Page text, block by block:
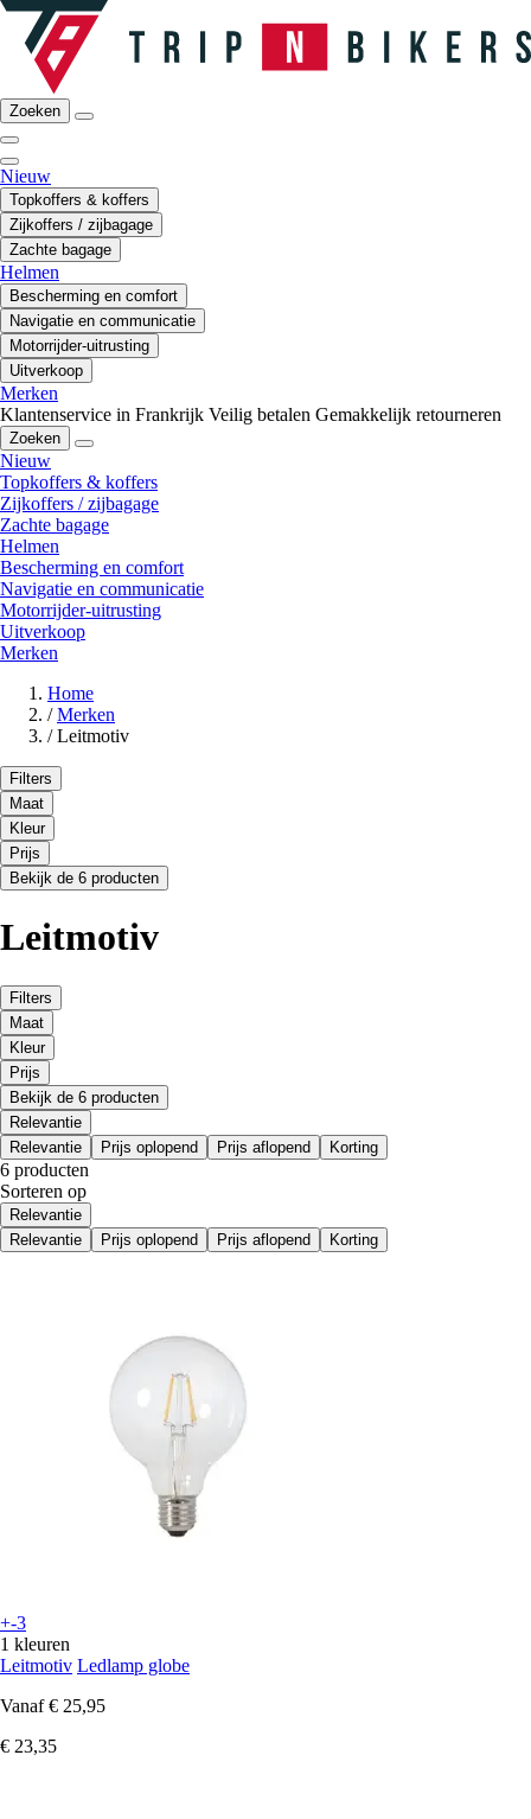
Zoeken
Nieuw
Topkoffers & koffers
Zijkoffers / zijbagage
Zachte bagage
Helmen
Bescherming en comfort
Navigatie en communicatie
Motorrijder-uitrusting
Uitverkoop
Merken
Klantenservice in Frankrijk Veilig betalen Gemakkelijk retourneren
Zoeken
Nieuw
Topkoffers & koffers
Zijkoffers / zijbagage
Zachte bagage
Helmen
Bescherming en comfort
Navigatie en communicatie
Motorrijder-uitrusting
Uitverkoop
Merken
Home
/ Merken
/ Leitmotiv
Filters
Maat
Kleur
Prijs
Bekijk de 6 producten
Leitmotiv
Filters
Maat
Kleur
Prijs
Bekijk de 6 producten
Relevantie
Relevantie
Prijs oplopend Prijs aflopend Korting
6 producten
Sorteren op
Relevantie
Relevantie
Prijs oplopend Prijs aflopend Korting
+-3
1 kleuren
Leitmotiv Ledlamp globe
Vanaf € 25,95
€ 23,35